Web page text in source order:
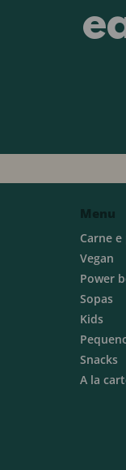
Menu
Carne
Vegan
Power
Sopas
Kids
Snacks
A la